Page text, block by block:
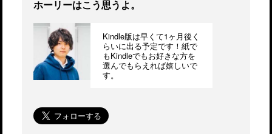
ホーリーはこう思うよ。
Kindle版は早くて1ヶ月後く
らいに出る予定です！紙で
もKindleでもお好きな方を
選んでもらえれば嬉しいで
す。